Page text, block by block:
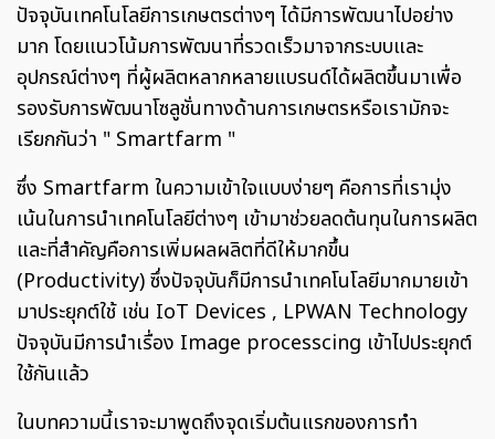
ปัจจุบันเทคโนโลยีการเกษตรต่างๆ ได้มีการพัฒนาไปอย่าง
มาก โดยแนวโน้มการพัฒนาที่รวดเร็วมาจากระบบและ
อุปกรณ์ต่างๆ ที่ผู้ผลิตหลากหลายแบรนด์ได้ผลิตขึ้นมาเพื่อ
รองรับการพัฒนาโซลูชั่นทางด้านการเกษตรหรือเรามักจะ
เรียกกันว่า " Smartfarm "
ซึ่ง Smartfarm ในความเข้าใจแบบง่ายๆ คือการที่เรามุ่ง
เน้นในการนำเทคโนโลยีต่างๆ เข้ามาช่วยลดต้นทุนในการผลิต
และที่สำคัญคือการเพิ่มผลผลิตที่ดีให้มากขึ้น
(Productivity) ซึ่งปัจจุบันก็มีการนำเทคโนโลยีมากมายเข้า
มาประยุกต์ใช้ เช่น IoT Devices , LPWAN Technology
ปัจจุบันมีการนำเรื่อง Image processcing เข้าไปประยุกต์
ใช้กันแล้ว
ในบทความนี้เราจะมาพูดถึงจุดเริ่มต้นแรกของการทำ